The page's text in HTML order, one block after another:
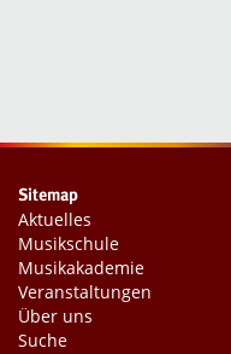
Sitemap
Aktuelles
Musikschule
Musikakademie
Veranstaltungen
Über uns
Suche